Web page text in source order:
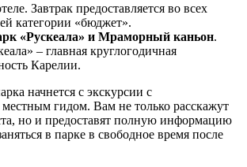
Завтрак предоставляется во всех
категории «бюджет».
«Рускеала» и Мраморный каньон.
– главная круглогодичная
Карелии.
начнется с экскурсии с
гидом. Вам не только расскажут
но и предоставят полную информацию
в парке в свободное время после